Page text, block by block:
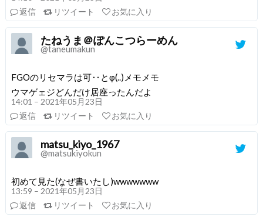
返信
リツイート お気に入り
たねうま＠ぽんこつらーめん
@taneumakun
FGOのリセマラは可‥とφ(..)メモメモ
ウマゲェジどんだけ居座ったんだよ
14:01 – 2021年05月23日
返信
リツイート お気に入り
matsu_kiyo_1967
@matsukiyokun
初めて見た(なぜ書いたし)wwwwwww
13:59 – 2021年05月23日
返信
リツイート お気に入り